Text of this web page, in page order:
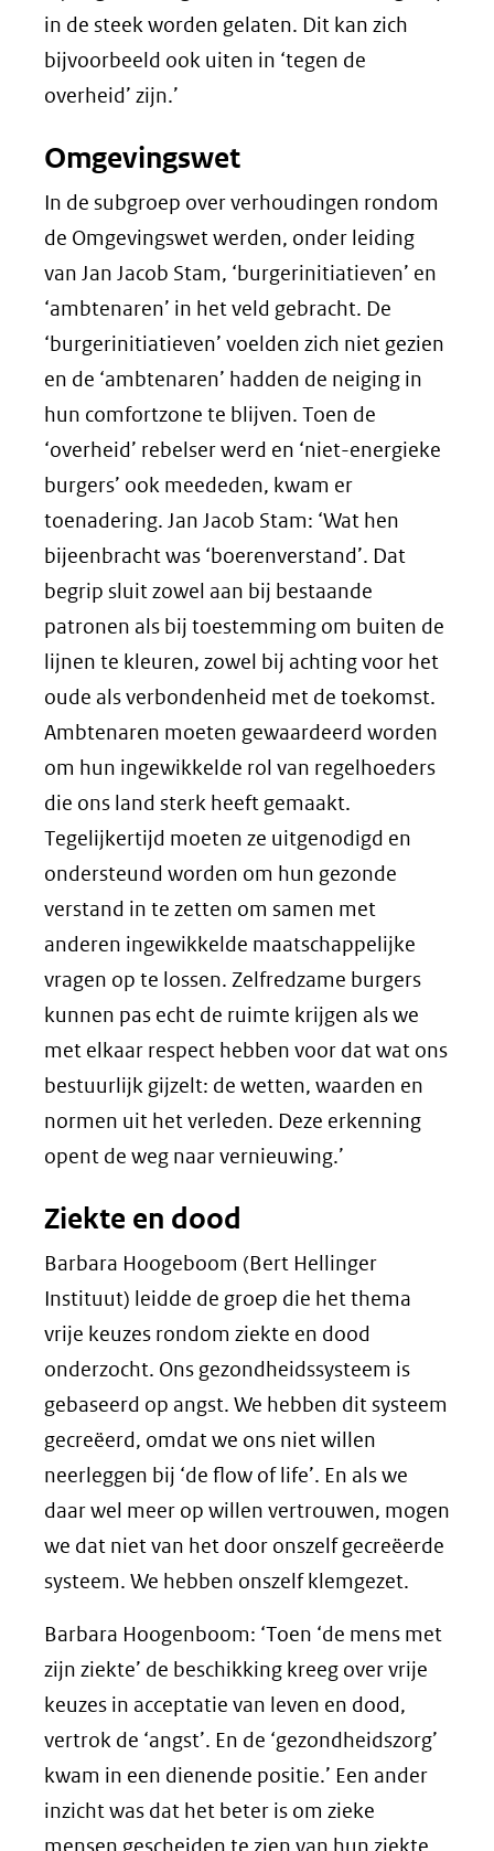
in de steek worden gelaten. Dit kan zich
bijvoorbeeld ook uiten in ‘tegen de
overheid’ zijn.’
Omgevingswet
In de subgroep over verhoudingen rondom
de Omgevingswet werden, onder leiding
van Jan Jacob Stam, ‘burgerinitiatieven’ en
‘ambtenaren’ in het veld gebracht. De
‘burgerinitiatieven’ voelden zich niet gezien
en de ‘ambtenaren’ hadden de neiging in
hun comfortzone te blijven. Toen de
‘overheid’ rebelser werd en ‘niet-energieke
burgers’ ook meededen, kwam er
toenadering. Jan Jacob Stam: ‘Wat hen
bijeenbracht was ‘boerenverstand’. Dat
begrip sluit zowel aan bij bestaande
patronen als bij toestemming om buiten de
lijnen te kleuren, zowel bij achting voor het
oude als verbondenheid met de toekomst.
Ambtenaren moeten gewaardeerd worden
om hun ingewikkelde rol van regelhoeders
die ons land sterk heeft gemaakt.
Tegelijkertijd moeten ze uitgenodigd en
ondersteund worden om hun gezonde
verstand in te zetten om samen met
anderen ingewikkelde maatschappelijke
vragen op te lossen. Zelfredzame burgers
kunnen pas echt de ruimte krijgen als we
met elkaar respect hebben voor dat wat ons
bestuurlijk gijzelt: de wetten, waarden en
normen uit het verleden. Deze erkenning
opent de weg naar vernieuwing.’
Ziekte en dood
Barbara Hoogeboom (Bert Hellinger
Instituut) leidde de groep die het thema
vrije keuzes rondom ziekte en dood
onderzocht. Ons gezondheidssysteem is
gebaseerd op angst. We hebben dit systeem
gecreëerd, omdat we ons niet willen
neerleggen bij ‘de flow of life’. En als we
daar wel meer op willen vertrouwen, mogen
we dat niet van het door onszelf gecreëerde
systeem. We hebben onszelf klemgezet.
Barbara Hoogenboom: ‘Toen ‘de mens met
zijn ziekte’ de beschikking kreeg over vrije
keuzes in acceptatie van leven en dood,
vertrok de ‘angst’. En de ‘gezondheidszorg’
kwam in een dienende positie.’ Een ander
inzicht was dat het beter is om zieke